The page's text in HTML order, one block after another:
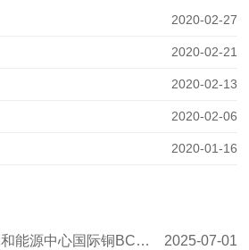
2020-02-27
2020-02-21
2020-02-13
2020-02-06
2020-01-16
、二十号胶NR2507期货合约个人 2025-07-01